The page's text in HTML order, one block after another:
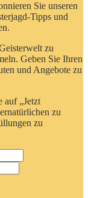
Sie unseren
Tipps und
zu
Geben Sie Ihren
und Angebote zu
auf „Jetzt
zu
zu